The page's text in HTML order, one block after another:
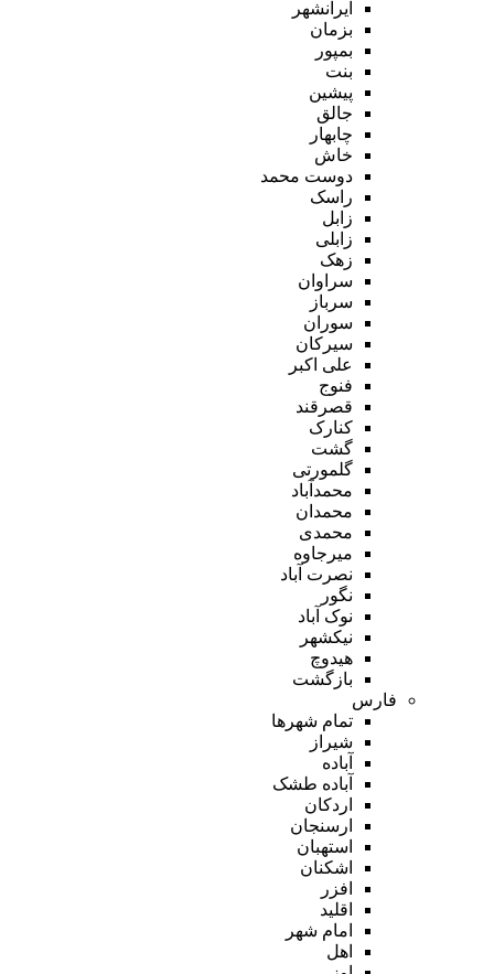
ایرانشهر
بزمان
بمپور
بنت
پیشین
جالق
چابهار
خاش
دوست محمد
راسک
زابل
زابلی
زهک
سراوان
سرباز
سوران
سیرکان
علی اکبر
فنوج
قصرقند
کنارک
گشت
گلمورتی
محمدآباد
محمدان
محمدی
میرجاوه
نصرت آباد
نگور
نوک آباد
نیکشهر
هیدوچ
بازگشت
فارس
تمام شهر‌ها
شیراز
آباده
آباده طشک
اردکان
ارسنجان
استهبان
اشکنان
افزر
اقلید
امام شهر
اهل